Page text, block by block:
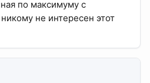
по максимуму с
не интересен этот